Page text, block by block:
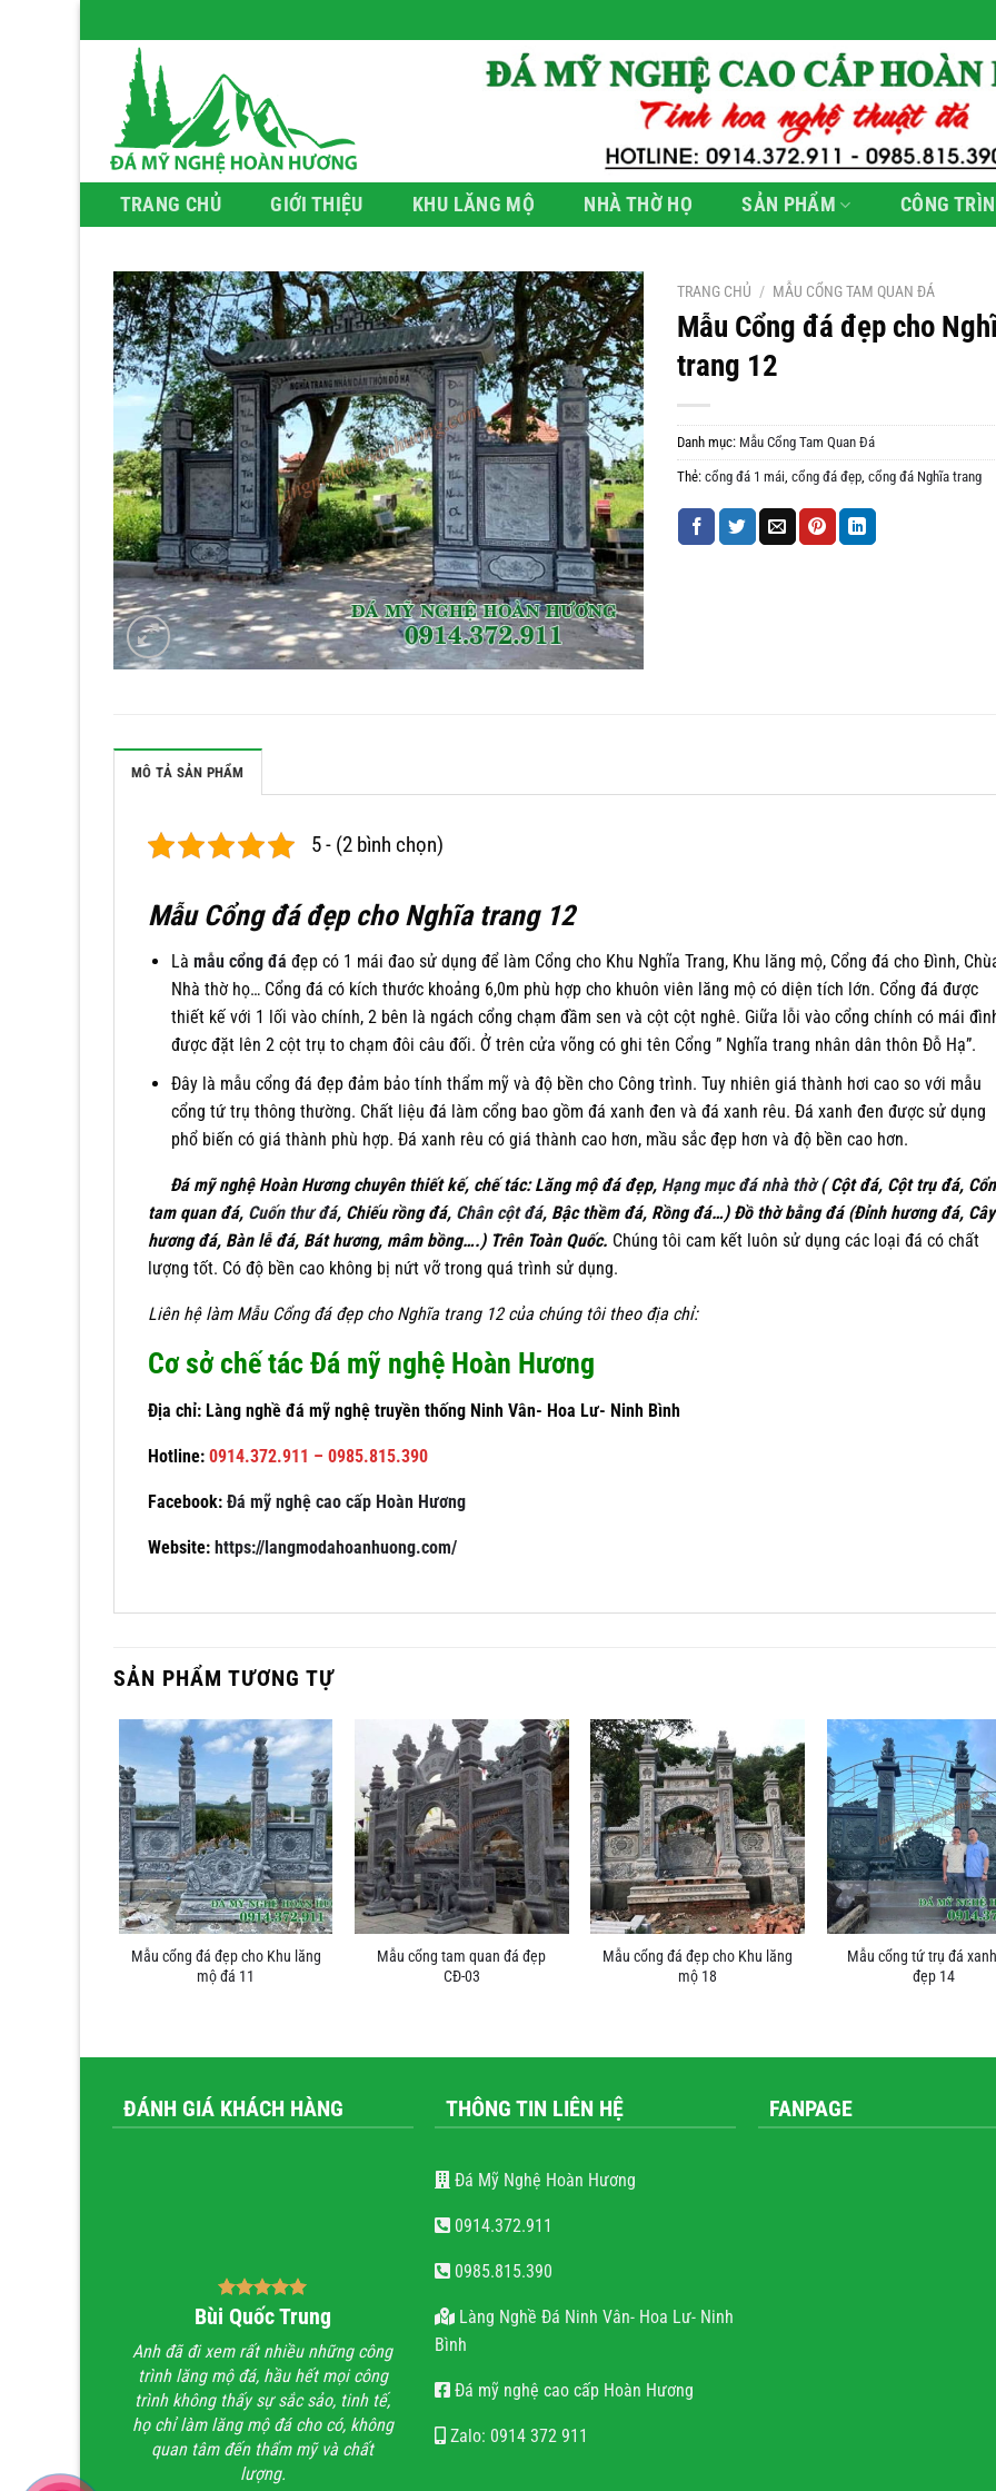
qua
TRANG CHỦ GIỚI THIỆU KHU LĂNG MỘ NHÀ THỜ HỌ SẢN PHẨM CÔNG
TRANG CHỦ / MẪU CỔNG TAM QUAN ĐÁ
Mẫu Cổng đá đẹp cho
trang 12
Danh mục: Mẫu Cổng Tam Quan Đá
Thẻ: cổng đá 1 mái cổng đá đẹp, cổng đá Nghĩa trang
MÔ TẢ SẢN PHẨM
5 - (2 bình chọn)
Mẫu Cổng đá đẹp cho Nghĩa trang 12
Là mẫu cổng đá đẹp có 1 mái đao sử dụng để làm Cổng cho Khu Nghĩa Trang, Khu lăng mộ, Cổng đá cho Đình,
Nhà thờ họ… Cổng đá có kích thước khoảng 6,0m phù hợp cho khuôn viên lăng mộ có diện tích lớn. Cổng đá được
thiết kế với 1 lối vào chính, 2 bên là ngách cổng chạm đầm sen và cột cột nghê. Giữa lỗi vào cổng chính có mái
được đặt lên 2 cột trụ to chạm đôi câu đối. Ở trên cửa võng có ghi tên Cổng ” Nghĩa trang nhân dân thôn Đỗ Hạ”.
Đây là mẫu cổng đá đẹp đảm bảo tính thẩm mỹ và độ bền cho Công trình. Tuy nhiên giá thành hơi cao so với mẫu
cổng tứ trụ thông thường. Chất liệu đá làm cổng bao gồm đá xanh đen và đá xanh rêu. Đá xanh đen được sử dụng
phổ biến có giá thành phù hợp. Đá xanh rêu có giá thành cao hơn, mầu sắc đẹp hơn và độ bền cao hơn.
Đá mỹ nghệ Hoàn Hương chuyên thiết kế, chế tác: Lăng mộ đá đẹp, Hạng mục đá nhà thờ( Cột đá, Cột trụ đá,
tam quan đá, Cuốn thư đá, Chiếu rồng đá, Chân cột đá, Bậc thềm đá, Rồng đá…) Đồ thờ bằng đá (Đỉnh hương đá, Cây
hương đá, Bàn lễ đá, Bát hương, mâm bồng….) Trên Toàn Quốc. Chúng tôi cam kết luôn sử dụng các loại đá có chất
lượng tốt. Có độ bền cao không bị nứt vỡ trong quá trình sử dụng.
Liên hệ làm Mẫu Cổng đá đẹp cho Nghĩa trang 12 của chúng tôi theo địa chỉ:
Cơ sở chế tác Đá mỹ nghệ Hoàn Hương
Địa chỉ: Làng nghề đá mỹ nghệ truyền thống Ninh Vân- Hoa Lư- Ninh Bình
Hotline: 0914.372.911 – 0985.815.390
Facebook: Đá mỹ nghệ cao cấp Hoàn Hương
Website: https://langmodahoanhuong.com/
SẢN PHẨM TƯƠNG TỰ
Mẫu cổng đá đẹp cho Khu lăng
mộ đá 11
Mẫu cổng tam quan đá đẹp
CĐ-03
Mẫu cổng đá đẹp cho Khu lăng
mộ 18
Mẫu cổng tứ trụ đá
đẹp 14
ĐÁNH GIÁ KHÁCH HÀNG
Bùi Quốc Trung
Anh đã đi xem rất nhiều những công
trình lăng mộ đá, hầu hết mọi công
trình không thấy sự sắc sảo, tinh tế,
họ chỉ làm lăng mộ đá cho có, không
quan tâm đến thẩm mỹ và chất
lượng.
nguyễn văn trọng
Với cái tâm và sự tài hoa của người
việc về đích đúng hẹn, chất lượng, uy
tín.
THÔNG TIN LIÊN HỆ
Đá Mỹ Nghệ Hoàn Hương
0914.372.911
0985.815.390
Làng Nghề Đá Ninh Vân- Hoa Lư- Ninh
Bình
Đá mỹ nghệ cao cấp Hoàn Hương
Zalo: 0914 372 911
FANPAGE